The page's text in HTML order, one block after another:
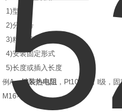
1)型号
2)分度号
3)精度等级
4)安装固定形式
5)长度或插入长度
例A：铠装热电阻 ，Pt100型，I级，
M16×1.5。